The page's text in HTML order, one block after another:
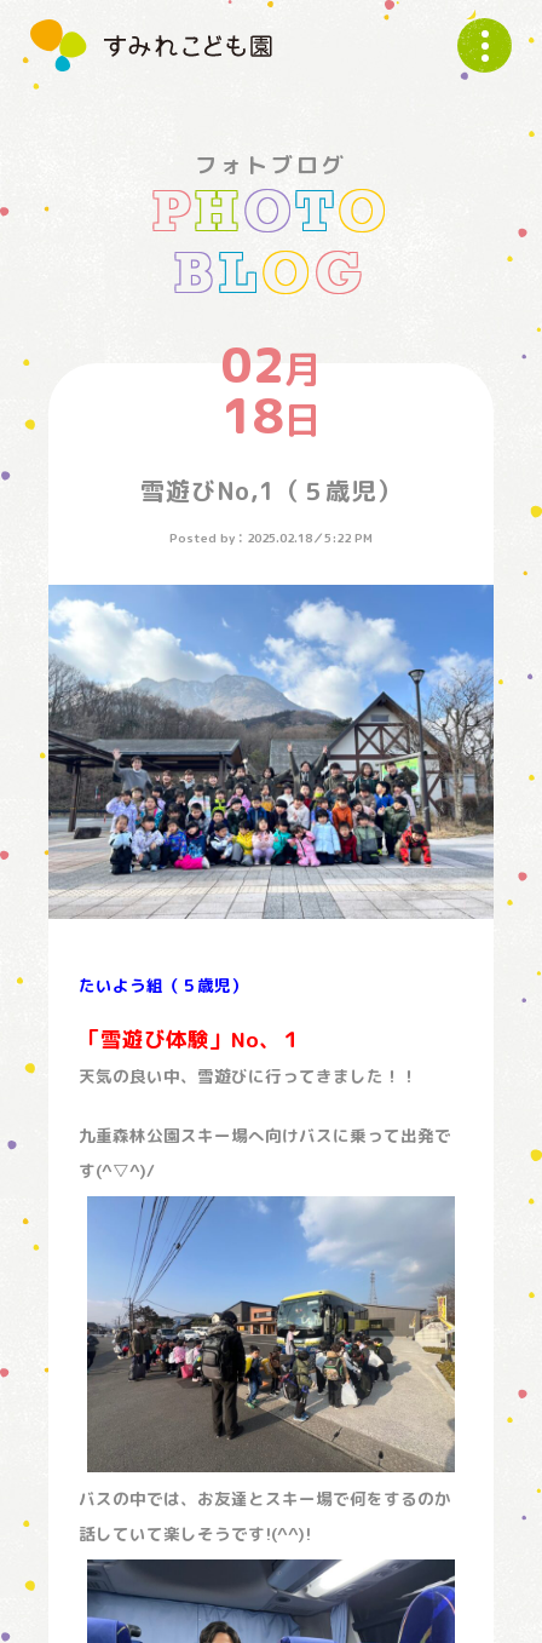
す
れ
園
フォトブログ
PHOTO
BLOG
02月
18日
雪遊びNo,1（５歳児）
Posted by： 2025.02.18／5:22 PM
たいよう組（５歳児）
「雪遊び体験」No、１
天気の良い中、雪遊びに行ってきました！！
九重森林公園スキー場へ向けバスに乗って出発で
す(^▽^)/
バスの中では、お友達とスキー場で何をするのか
話していて楽しそうです!(^^)!